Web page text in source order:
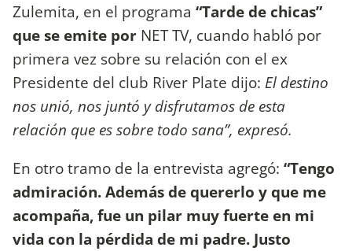
Zulemita, en el programa “Tarde de chicas”
que se emite por NET TV, cuando habló por
primera vez sobre su relación con el ex
Presidente del club River Plate dijo: El destino
nos unió, nos juntó y disfrutamos de esta
relación que es sobre todo sana”, expresó.
En otro tramo de la entrevista agregó: “Tengo
admiración. Además de quererlo y que me
acompaña, fue un pilar muy fuerte en mi
vida con la pérdida de mi padre. Justo